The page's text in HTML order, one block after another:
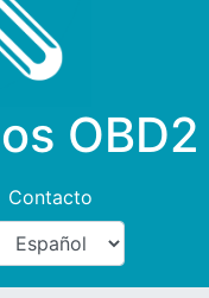
OBD2
Contacto